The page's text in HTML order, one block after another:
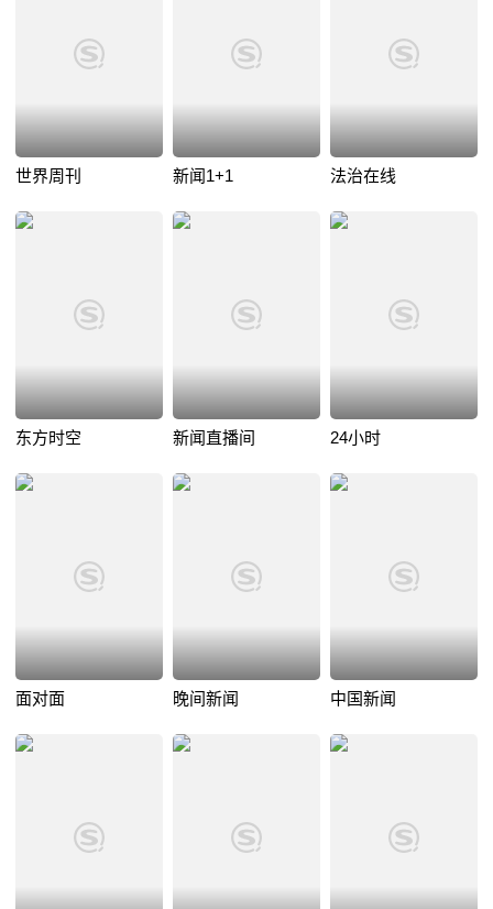
世界周刊 新闻1+1 法治在线
东方时空 新闻直播间 24小时
面对面 晚间新闻 中国新闻